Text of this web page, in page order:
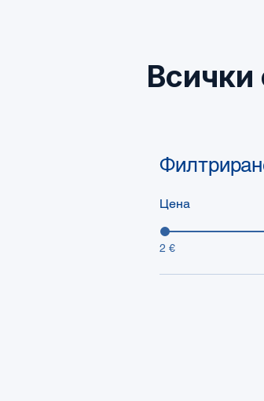
Всички
Цена
2 €